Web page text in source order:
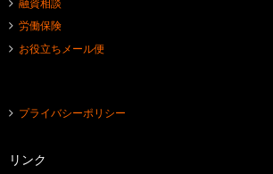
融資相談
労働保険
お役立ちメール便
プライバシーポリシー
リンク